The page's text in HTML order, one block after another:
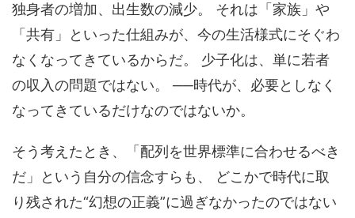
独身者の増加、出生数の減少。 それは「家族」や
「共有」といった仕組みが、今の生活様式にそぐわ
なくなってきているからだ。 少子化は、単に若者
の収入の問題ではない。 ──時代が、必要としなく
なってきているだけなのではないか。
そう考えたとき、「配列を世界標準に合わせるべき
だ」という自分の信念すらも、 どこかで時代に取
り残された“幻想の正義”に過ぎなかったのではない